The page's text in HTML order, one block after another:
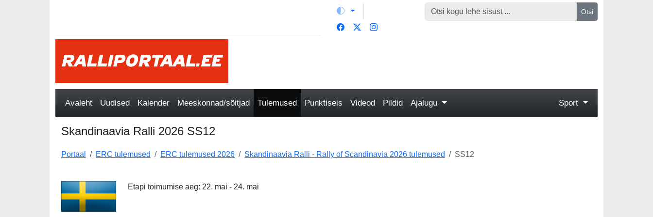
Otsi
Avaleht Uudised Kalender Meeskonnad/sõitjad Tulemused Punktiseis Videod Pildid Ajalugu Sport
Skandinaavia Ralli 2026 SS12
Portaal ERC tulemused ERC tulemused 2026 Skandinaavia Ralli - Rally of Scandinavia 2026 tulemused SS12
Etapi toimumise aeg: 22. mai - 24. mai